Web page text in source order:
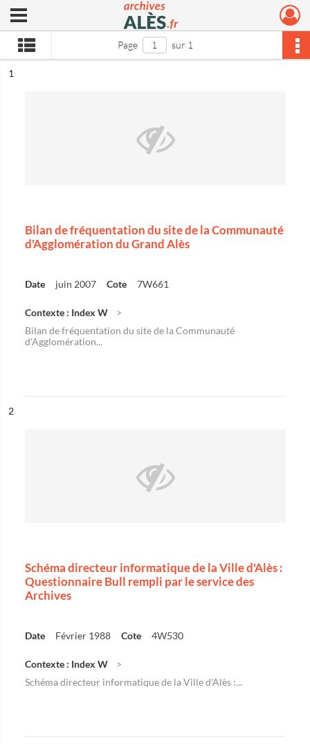
Archives municipales d'Alès
Ouvrir le menu déroulant
Page sur 1
n°
1
Bilan de fréquentation du site de la Communauté
d'Agglomération du Grand Alès
Date juin 2007 Cote 7W661
Contexte : Index W
Bilan de fréquentation du site de la Communauté
d'Agglomération...
n°
2
Schéma directeur informatique de la Ville d'Alès :
Questionnaire Bull rempli par le service des
Archives
Date Février 1988 Cote 4W530
Contexte : Index W
Schéma directeur informatique de la Ville d'Alès :...